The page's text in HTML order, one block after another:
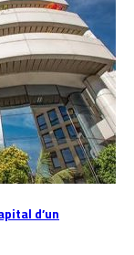
d’un